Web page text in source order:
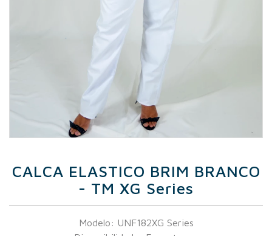
CALCA ELASTICO BRIM BRANCO
- TM XG Series
Modelo: UNF182XG Series